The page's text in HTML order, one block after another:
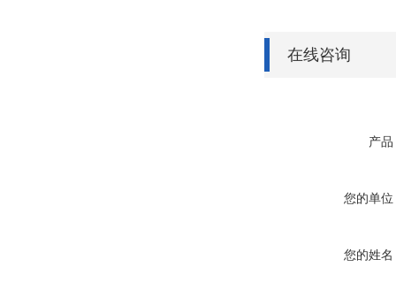
在线咨询
产品
您的单位
您的姓名